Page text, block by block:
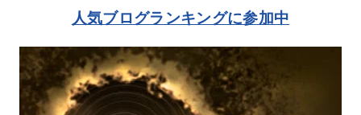
人気ブログランキングに参加中